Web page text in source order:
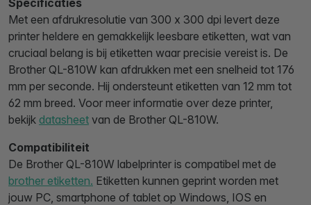
Met een afdrukresolutie van 300 x 300 dpi levert deze
printer heldere en gemakkelijk leesbare etiketten, wat van
cruciaal belang is bij etiketten waar precisie vereist is. De
Brother QL-810W kan afdrukken met een snelheid tot 176
mm per seconde. Hij ondersteunt etiketten van 12 mm tot
62 mm breed. Voor meer informatie over deze printer,
bekijk datasheet van de Brother QL-810W.
Compatibiliteit
De Brother QL-810W labelprinter is compatibel met de
brother etiketten. Etiketten kunnen geprint worden met
jouw PC, smartphone of tablet op Windows, IOS en